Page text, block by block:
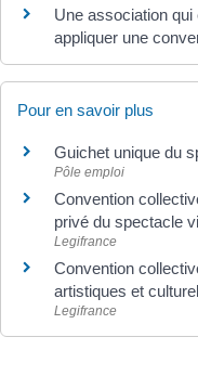
Une association
appliquer une
Pour en savoir plus
Guichet unique du
Pôle emploi
Convention
privé du spectacle
Legifrance
Convention
artistiques et
Legifrance